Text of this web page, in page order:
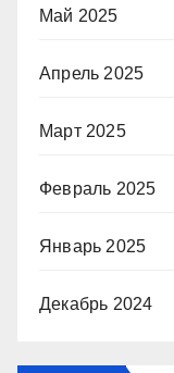
Май 2025
Апрель 2025
Март 2025
Февраль 2025
Январь 2025
Декабрь 2024